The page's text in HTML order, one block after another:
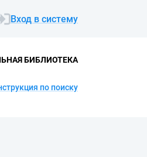
Вход в систему
БИБЛИОТЕКА
по поиску